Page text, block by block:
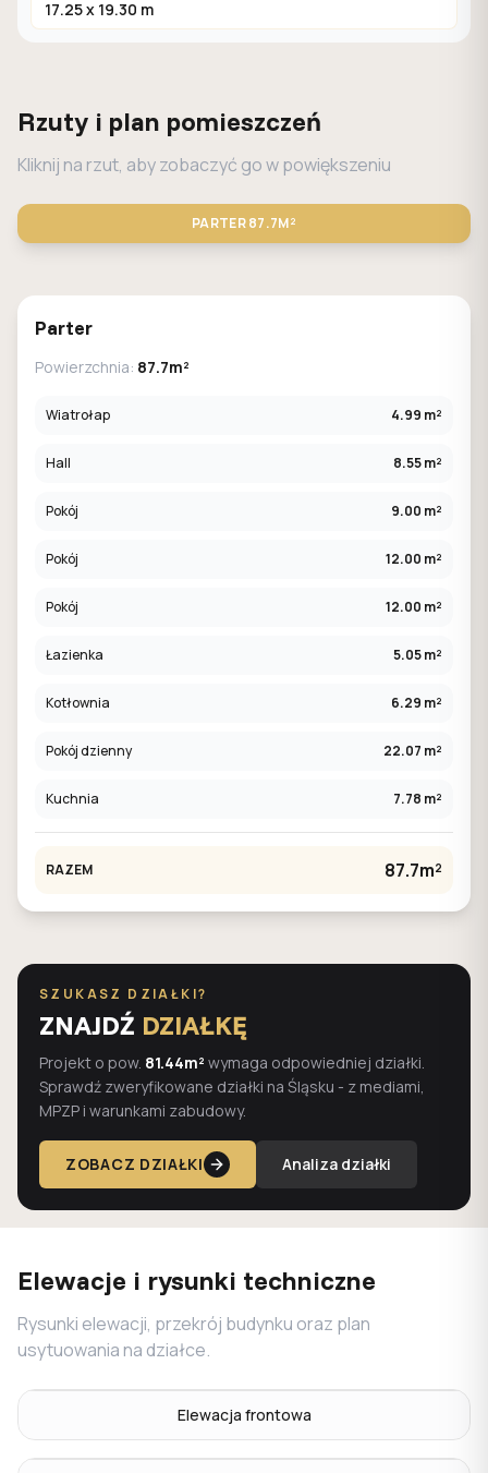
17.25 x 19.30 m
Rzuty i plan pomieszczeń
Kliknij na rzut, aby zobaczyć go w powiększeniu
PARTER87.7M²
Parter
Powierzchnia: 87.7m²
Wiatrołap 4.99 m²
Hall 8.55 m²
Pokój 9.00 m²
Pokój 12.00 m²
Pokój 12.00 m²
Łazienka 5.05 m²
Kotłownia 6.29 m²
Pokój dzienny 22.07 m²
Kuchnia 7.78 m²
RAZEM 87.7m²
SZUKASZ DZIAŁKI?
ZNAJDŹ DZIAŁKĘ
Projekt o pow. 81.44m² wymaga odpowiedniej działki.
Sprawdź zweryfikowane działki na Śląsku - z mediami,
MPZP i warunkami zabudowy.
ZOBACZ DZIAŁKI Analiza działki
Elewacje i rysunki techniczne
Rysunki elewacji, przekrój budynku oraz plan
usytuowania na działce.
Elewacja frontowa